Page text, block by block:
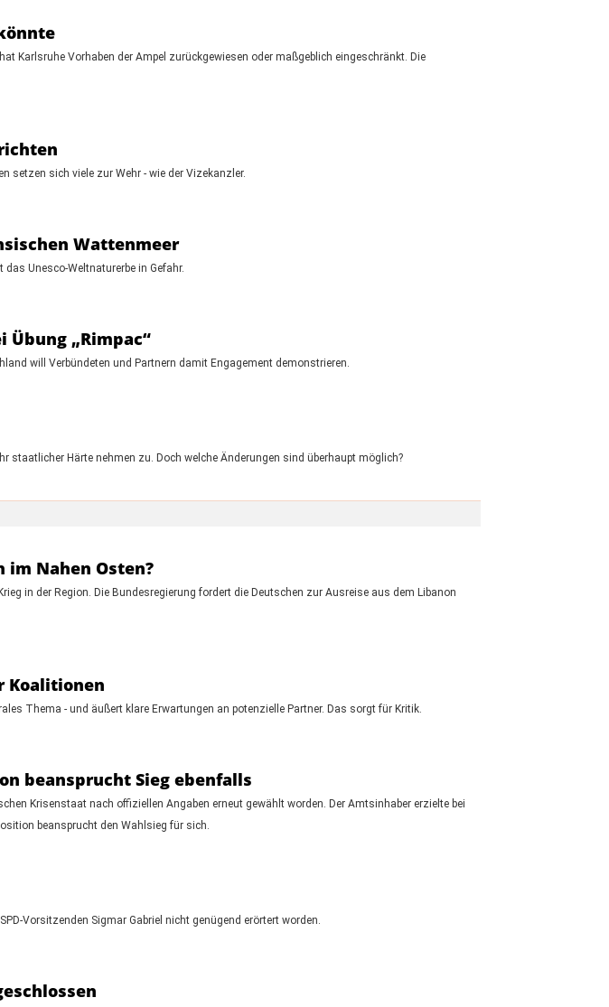
Karlsruhe Vorhaben der Ampel zurückgewiesen oder maßgeblich eingeschränkt. Die
setzen sich viele zur Wehr - wie der Vizekanzler.
Wattenmeer
Unesco-Weltnaturerbe in Gefahr.
„Rimpac“
will Verbündeten und Partnern damit Engagement demonstrieren.
staatlicher Härte nehmen zu. Doch welche Änderungen sind überhaupt möglich?
im Nahen Osten?
in der Region. Die Bundesregierung fordert die Deutschen zur Ausreise aus dem Libanon
Koalitionen
Thema - und äußert klare Erwartungen an potenzielle Partner. Das sorgt für Kritik.
beansprucht Sieg ebenfalls
Krisenstaat nach offiziellen Angaben erneut gewählt worden. Der Amtsinhaber erzielte bei
beansprucht den Wahlsieg für sich.
Vorsitzenden Sigmar Gabriel nicht genügend erörtert worden.